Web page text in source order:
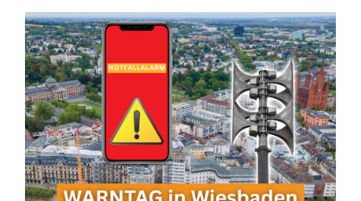
Themen und Termine
Gewinnspiele